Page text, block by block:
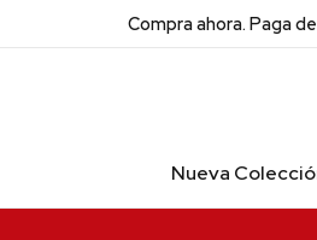
Compra ahora. Paga
Nueva
Únete para recibir ofertas